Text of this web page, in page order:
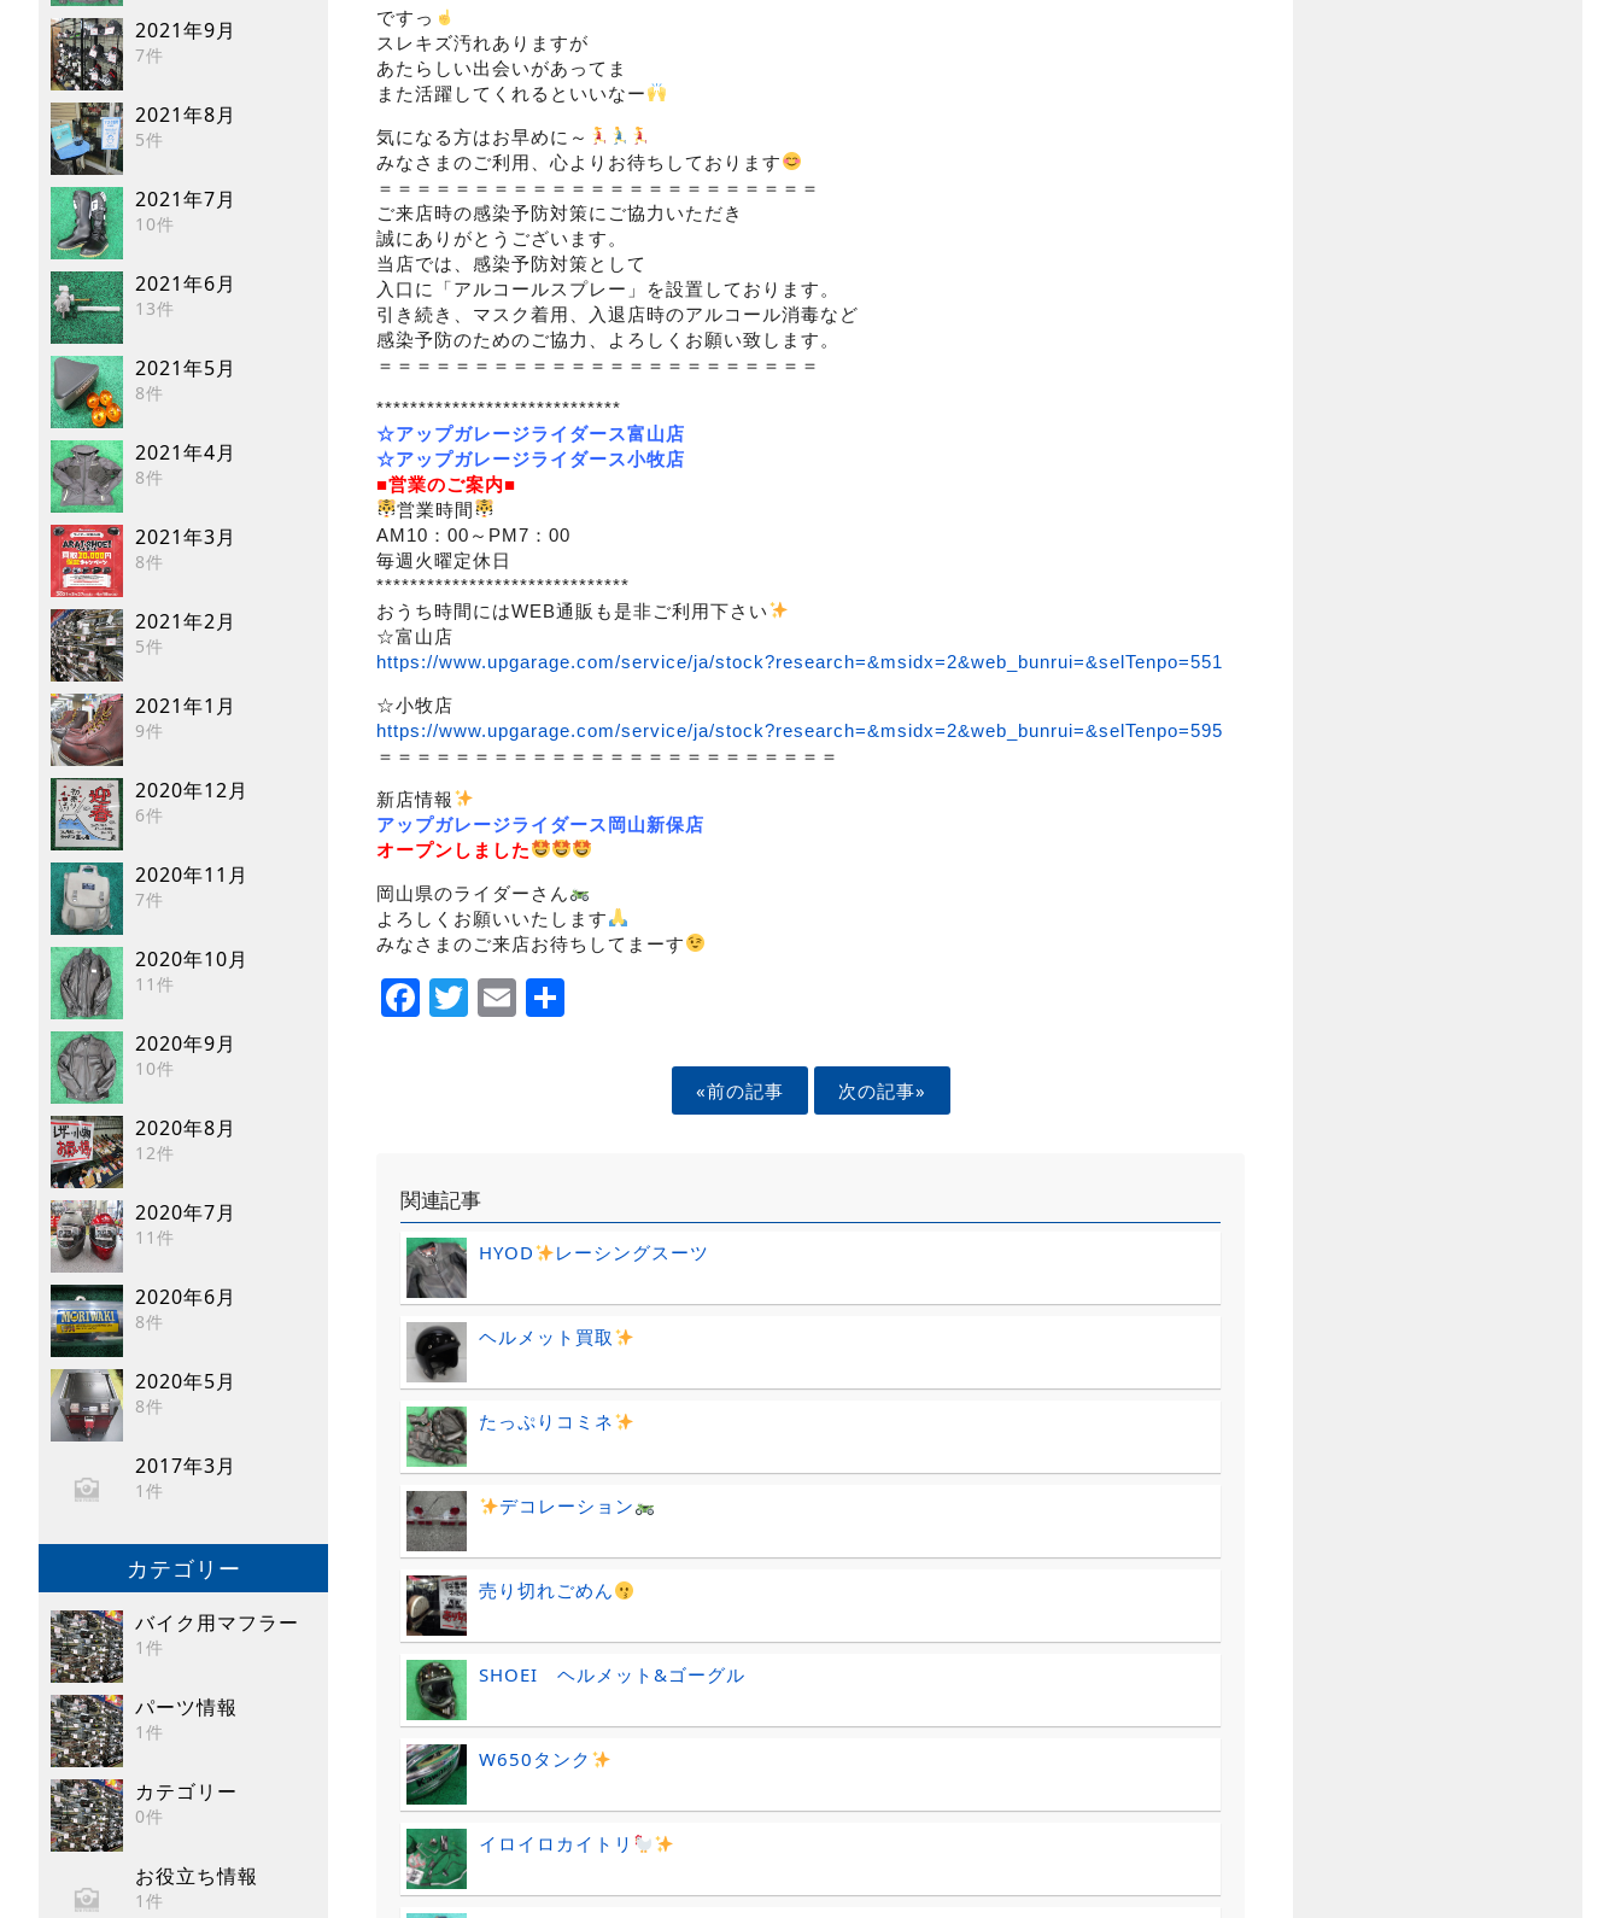
2021年9月
7件
2021年8月
5件
2021年7月
10件
2021年6月
13件
2021年5月
8件
2021年4月
8件
2021年3月
8件
2021年2月
5件
2021年1月
9件
2020年12月
6件
2020年11月
7件
2020年10月
11件
2020年9月
10件
2020年8月
12件
2020年7月
11件
2020年6月
8件
2020年5月
8件
2017年3月
1件
カテゴリー
バイク用マフラー
1件
パーツ情報
1件
カテゴリー
0件
お役立ち情報
1件
ですっ
スレキズ汚れありますが
あたらしい出会いがあってま
また活躍してくれるといいなー
気になる方はお早めに～
みなさまのご利用、心よりお待ちしております
＝＝＝＝＝＝＝＝＝＝＝＝＝＝＝＝＝＝＝＝＝＝＝
ご来店時の感染予防対策にご協力いただき
誠にありがとうございます。
当店では、感染予防対策として
入口に「アルコールスプレー」を設置しております。
引き続き、マスク着用、入退店時のアルコール消毒など
感染予防のためのご協力、よろしくお願い致します。
＝＝＝＝＝＝＝＝＝＝＝＝＝＝＝＝＝＝＝＝＝＝＝
*****************************
☆アップガレージライダース富山店
☆アップガレージライダース小牧店
■営業のご案内■
営業時間
AM10：00～PM7：00
毎週火曜定休日
******************************
おうち時間にはWEB通販も是非ご利用下さい
☆富山店
https://www.upgarage.com/service/ja/stock?research=&msidx=2&web_bunrui=&selTenpo=551
☆小牧店
https://www.upgarage.com/service/ja/stock?research=&msidx=2&web_bunrui=&selTenpo=595
＝＝＝＝＝＝＝＝＝＝＝＝＝＝＝＝＝＝＝＝＝＝＝＝
新店情報
アップガレージライダース岡山新保店
オープンしました
岡山県のライダーさん
よろしくお願いいたします
みなさまのご来店お待ちしてまーす
Facebook
Twitter
Email
«前の記事 次の記事»
関連記事
HYOD レーシングスーツ
ヘルメット買取
たっぷりコミネ
デコレーション
売り切れごめん
SHOEI ヘルメット&ゴーグル
W650タンク
イロイロカイトリ